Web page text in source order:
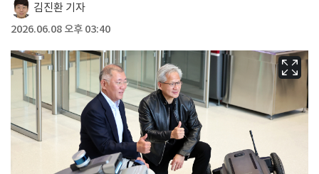
김진환 기자
2026.06.08 오후 03:40